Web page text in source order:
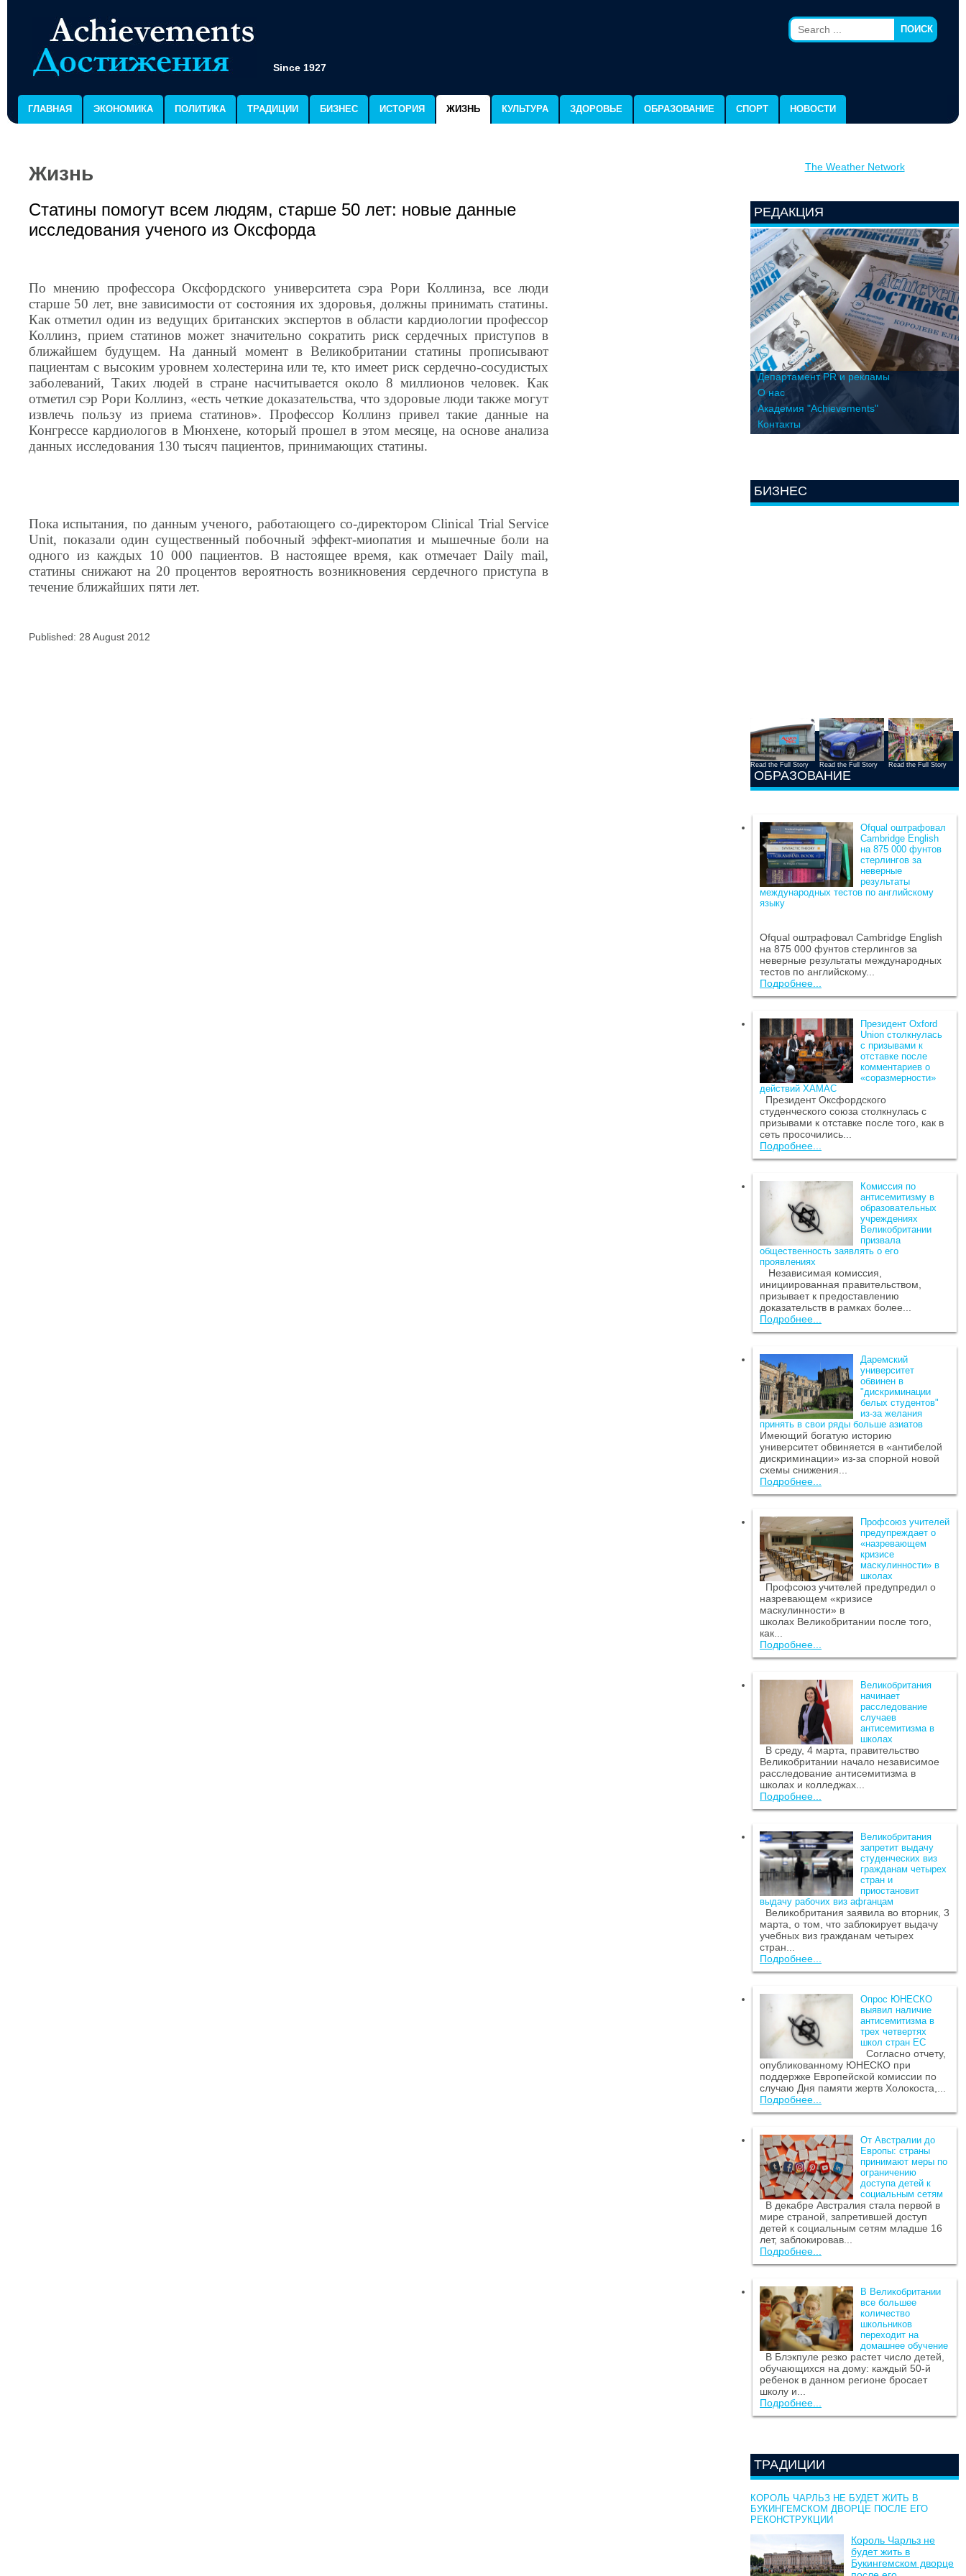
Since 1927
ПОИСК
ГЛАВНАЯ ЭКОНОМИКА ПОЛИТИКА ТРАДИЦИИ БИЗНЕС ИСТОРИЯ ЖИЗНЬ КУЛЬТУРА ЗДОРОВЬЕ ОБРАЗОВАНИЕ СПОРТ НОВОСТИ
Жизнь
Статины помогут всем людям, старше 50 лет: новые данные
исследования ученого из Оксфорда
По мнению профессора Оксфордского университета сэра Рори Коллинза, все люди
старше 50 лет, вне зависимости от состояния их здоровья, должны принимать статины.
Как отметил один из ведущих британских экспертов в области кардиологии профессор
Коллинз, прием статинов может значительно сократить риск сердечных приступов в
ближайшем будущем. На данный момент в Великобритании статины прописывают
пациентам с высоким уровнем холестерина или те, кто имеет риск сердечно-сосудистых
заболеваний, Таких людей в стране насчитывается около 8 миллионов человек. Как
отметил сэр Рори Коллинз, «есть четкие доказательства, что здоровые люди также могут
извлечь пользу из приема статинов». Профессор Коллинз привел такие данные на
Конгрессе кардиологов в Мюнхене, который прошел в этом месяце, на основе анализа
данных исследования 130 тысяч пациентов, принимающих статины.
Пока испытания, по данным ученого, работающего со-директором Clinical Trial Service
Unit, показали один существенный побочный эффект-миопатия и мышечные боли на
одного из каждых 10 000 пациентов. В настоящее время, как отмечает Daily mail,
статины снижают на 20 процентов вероятность возникновения сердечного приступа в
течение ближайших пяти лет.
Published: 28 August 2012
The Weather Network
РЕДАКЦИЯ
Департамент PR и рекламы
О нас
Академия "Achievements"
Контакты
БИЗНЕС
Read the Full Story Read the Full Story Read the Full Story
ОБРАЗОВАНИЕ
Ofqual оштрафовал
Cambridge English
на 875 000 фунтов
стерлингов за
неверные
результаты
международных тестов по английскому
языку
Ofqual оштрафовал Cambridge English
на 875 000 фунтов стерлингов за
неверные результаты международных
тестов по английскому...
Подробнее...
Президент Oxford
Union столкнулась
с призывами к
отставке после
комментариев о
«соразмерности»
действий ХАМАС
Президент Оксфордского
студенческого союза столкнулась с
призывами к отставке после того, как в
сеть просочились...
Подробнее...
Комиссия по
антисемитизму в
образовательных
учреждениях
Великобритании
призвала
общественность заявлять о его
проявлениях
Независимая комиссия,
инициированная правительством,
призывает к предоставлению
доказательств в рамках более...
Подробнее...
Даремский
университет
обвинен в
"дискриминации
белых студентов"
из-за желания
принять в свои ряды больше азиатов
Имеющий богатую историю
университет обвиняется в «антибелой
дискриминации» из-за спорной новой
схемы снижения...
Подробнее...
Профсоюз учителей
предупреждает о
«назревающем
кризисе
маскулинности» в
школах
Профсоюз учителей предупредил о
назревающем «кризисе
маскулинности» в
школах Великобритании после того,
как...
Подробнее...
Великобритания
начинает
расследование
случаев
антисемитизма в
школах
В среду, 4 марта, правительство
Великобритании начало независимое
расследование антисемитизма в
школах и колледжах...
Подробнее...
Великобритания
запретит выдачу
студенческих виз
гражданам четырех
стран и
приостановит
выдачу рабочих виз афганцам
Великобритания заявила во вторник, 3
марта, о том, что заблокирует выдачу
учебных виз гражданам четырех
стран...
Подробнее...
Опрос ЮНЕСКО
выявил наличие
антисемитизма в
трех четвертях
школ стран ЕС
Согласно отчету,
опубликованному ЮНЕСКО при
поддержке Европейской комиссии по
случаю Дня памяти жертв Холокоста,...
Подробнее...
От Австралии до
Европы: страны
принимают меры по
ограничению
доступа детей к
социальным сетям
В декабре Австралия стала первой в
мире страной, запретившей доступ
детей к социальным сетям младше 16
лет, заблокировав...
Подробнее...
В Великобритании
все большее
количество
школьников
переходит на
домашнее обучение
В Блэкпуле резко растет число детей,
обучающихся на дому: каждый 50-й
ребенок в данном регионе бросает
школу и...
Подробнее...
ТРАДИЦИИ
КОРОЛЬ ЧАРЛЬЗ НЕ БУДЕТ ЖИТЬ В
БУКИНГЕМСКОМ ДВОРЦЕ ПОСЛЕ ЕГО
РЕКОНСТРУКЦИИ
Король Чарльз не
будет жить в
Букингемском дворце